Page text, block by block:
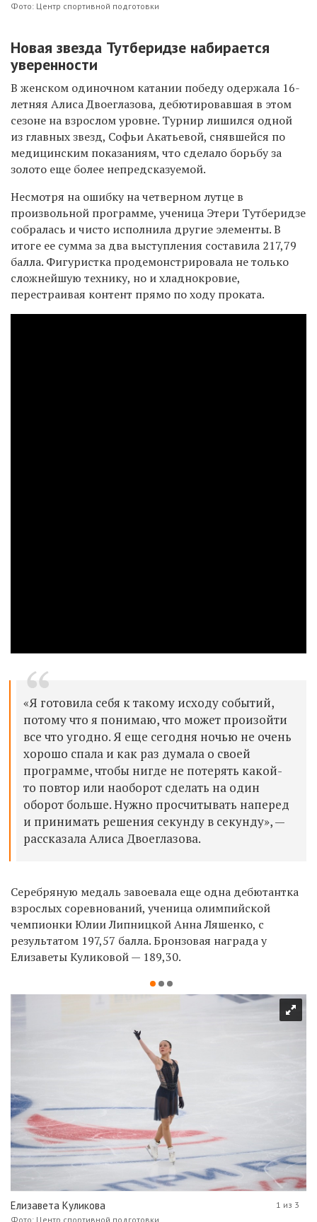
Фото: Центр спортивной подготовки
Новая звезда Тутберидзе набирается
уверенности
В женском одиночном катании победу одержала 16-
летняя Алиса Двоеглазова, дебютировавшая в этом
сезоне на взрослом уровне. Турнир лишился одной
из главных звезд, Софьи Акатьевой, снявшейся по
медицинским показаниям, что сделало борьбу за
золото еще более непредсказуемой.
Несмотря на ошибку на четверном лутце в
произвольной программе, ученица Этери Тутберидзе
собралась и чисто исполнила другие элементы. В
итоге ее сумма за два выступления составила 217,79
балла. Фигуристка продемонстрировала не только
сложнейшую технику, но и хладнокровие,
перестраивая контент прямо по ходу проката.
«Я готовила себя к такому исходу событий,
потому что я понимаю, что может произойти
все что угодно. Я еще сегодня ночью не очень
хорошо спала и как раз думала о своей
программе, чтобы нигде не потерять какой-
то повтор или наоборот сделать на один
оборот больше. Нужно просчитывать наперед
и принимать решения секунду в секунду», —
рассказала Алиса Двоеглазова.
Серебряную медаль завоевала еще одна дебютантка
взрослых соревнований, ученица олимпийской
чемпионки Юлии Липницкой Анна Ляшенко, с
результатом 197,57 балла. Бронзовая награда у
Елизаветы Куликовой — 189,30.
Елизавета Куликова
Фото: Центр спортивной подготовки
1 из 3